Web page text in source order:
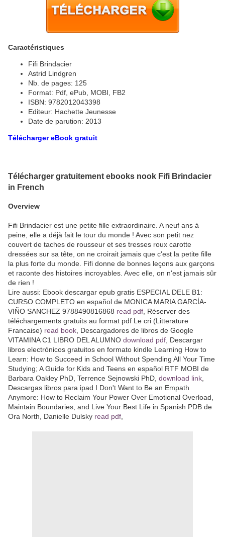
Caractéristiques
Fifi Brindacier
Astrid Lindgren
Nb. de pages: 125
Format: Pdf, ePub, MOBI, FB2
ISBN: 9782012043398
Editeur: Hachette Jeunesse
Date de parution: 2013
Télécharger eBook gratuit
Télécharger gratuitement ebooks nook Fifi Brindacier
in French
Overview
Fifi Brindacier est une petite fille extraordinaire. A neuf ans à
peine, elle a déjà fait le tour du monde ! Avec son petit nez
couvert de taches de rousseur et ses tresses roux carotte
dressées sur sa tête, on ne croirait jamais que c'est la petite fille
la plus forte du monde. Fifi donne de bonnes leçons aux garçons
et raconte des histoires incroyables. Avec elle, on n'est jamais sûr
de rien !
Lire aussi: Ebook descargar epub gratis ESPECIAL DELE B1:
CURSO COMPLETO en español de MONICA MARIA GARCÍA-
VIÑO SANCHEZ 9788490816868 read pdf , Réserver des
téléchargements gratuits au format pdf Le cri (Litterature
Francaise) read book , Descargadores de libros de Google
VITAMINA C1 LIBRO DEL ALUMNO download pdf , Descargar
libros electrónicos gratuitos en formato kindle Learning How to
Learn: How to Succeed in School Without Spending All Your Time
Studying; A Guide for Kids and Teens en español RTF MOBI de
Barbara Oakley PhD, Terrence Sejnowski PhD, download link
Descargas libros para ipad I Don't Want to Be an Empath
Anymore: How to Reclaim Your Power Over Emotional Overload,
Maintain Boundaries, and Live Your Best Life in Spanish PDB de
Ora North, Danielle Dulsky read pdf